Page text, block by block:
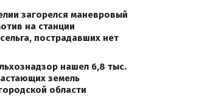
загорелся маневровый
на станции
пострадавших нет
нашел 6,8 тыс.
земель
области